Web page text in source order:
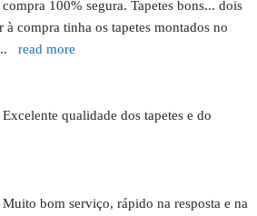
compra 100% segura. Tapetes bons... dois
à compra tinha os tapetes montados no
read more
Excelente qualidade dos tapetes e do
Muito bom serviço, rápido na resposta e na